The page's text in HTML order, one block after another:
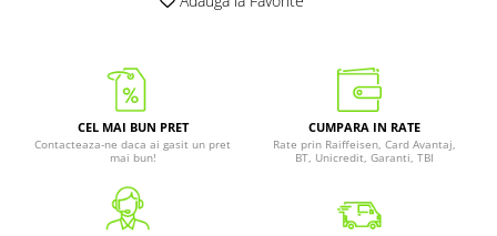
CEL MAI BUN PRET
Contacteaza-ne daca ai gasit un pret
mai bun!
CUMPARA IN RATE
Rate prin Raiffeisen, Card Avantaj,
BT, Unicredit, Garanti, TBI